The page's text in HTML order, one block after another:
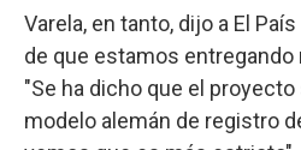
Varela, en tanto, dijo a El
de que estamos entregando
"Se ha dicho que el
modelo alemán de registro